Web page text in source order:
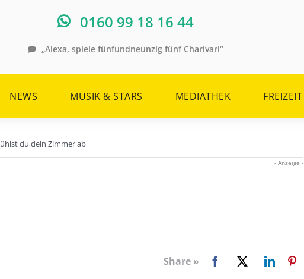
0160 99 18 16 44
„Alexa, spiele fünfundneunzig fünf Charivari“
NEWS MUSIK & STARS MEDIATHEK FREIZEIT
du dein Zimmer ab
- Anzeige -
Share »